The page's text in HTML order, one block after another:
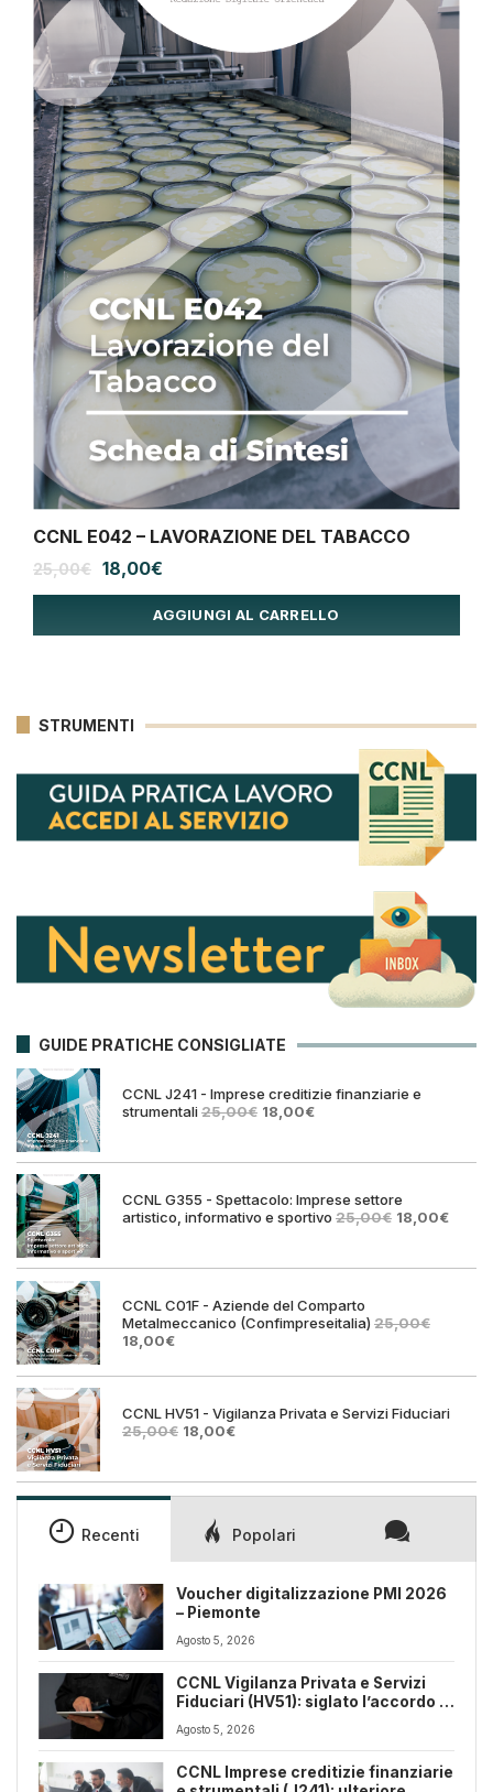
CCNL E042 – LAVORAZIONE DEL TABACCO
25,00€ Il
originale
18,00€
attuale
AGGIUNGI AL CARRELLO
STRUMENTI
GUIDE PRATICHE CONSIGLIATE
CCNL J241 - Imprese creditizie finanziarie e
strumentali25,00€ Il
era:
18,00€Il
è:
CCNL G355 - Spettacolo: Imprese settore
artistico, informativo e sportivo 25,00€ Il
era:
18,00€Il
è:
CCNL C01F - Aziende del Comparto
Metalmeccanico (Confimpreseitalia) 25,00€
Il
originale
25,00€.
18,00€Il
attuale
18,00€.
CCNL HV51 - Vigilanza Privata e Servizi Fiduciari
25,00€ Il
era:
25,00€.
18,00€Il
è:
18,00€.
Recenti Popolari
Voucher digitalizzazione PMI 2026
– Piemonte
Agosto 5, 2026
CCNL Vigilanza Privata e Servizi
Fiduciari (HV51): siglato l’accordo di
Agosto 5, 2026
CCNL Imprese creditizie finanziarie